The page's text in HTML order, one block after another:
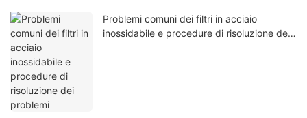
Problemi comuni dei filtri in acciaio
inossidabile e procedure di risoluzione dei